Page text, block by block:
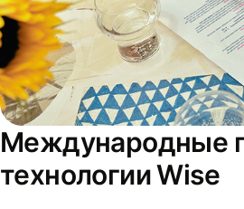
Международные
технологии Wise